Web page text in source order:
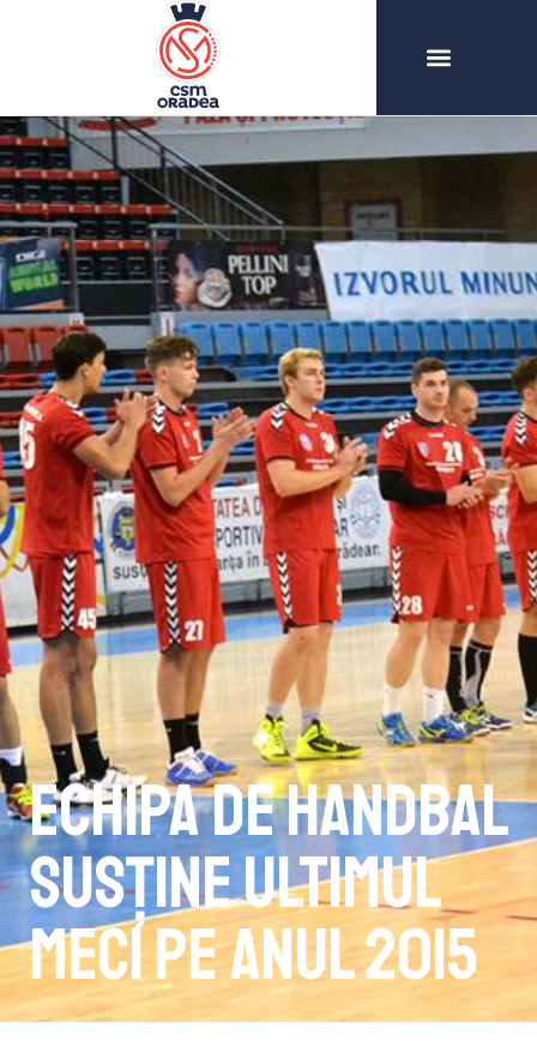
Echipa de handbal
susține ultimul
meci pe anul 2015